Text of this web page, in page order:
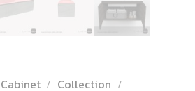
/ Collection /